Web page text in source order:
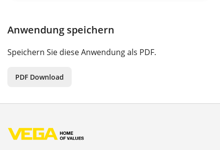
Anwendung speichern
Speichern Sie diese Anwendung als PDF.
PDF Download